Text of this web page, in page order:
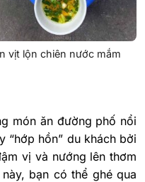
vịt lộn chiên nước mắm
món ăn đường phố nổi
“hớp hồn” du khách bởi
vị và nướng lên thơm
bạn có thể ghé qua